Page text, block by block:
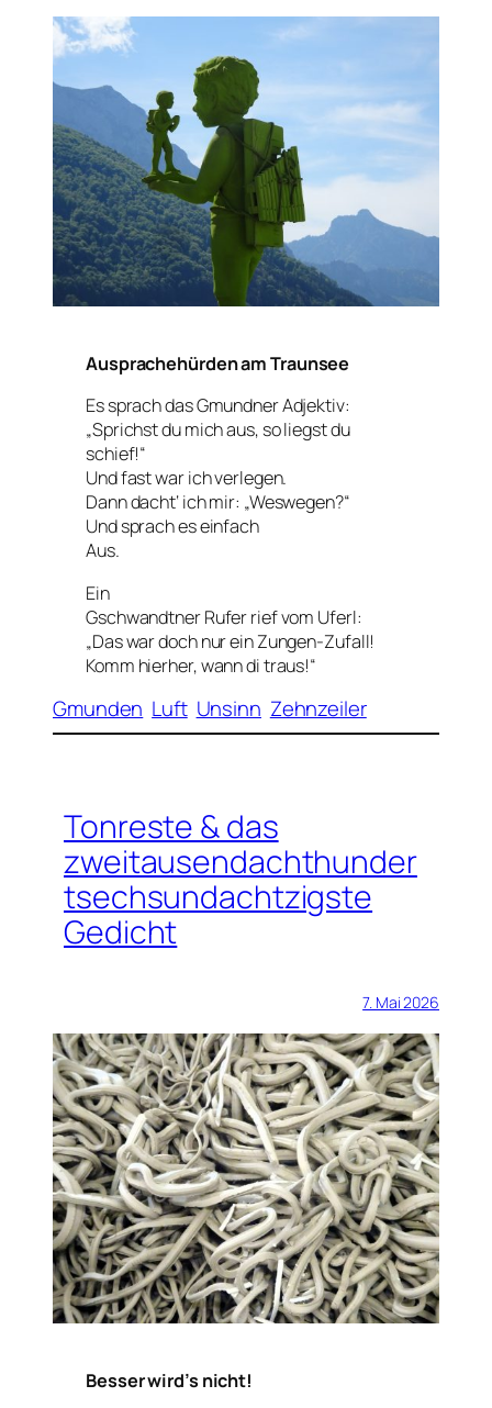
Ausprachehürden am Traunsee
Es sprach das Gmundner Adjektiv:
„Sprichst du mich aus, so liegst du
schief!“
Und fast war ich verlegen.
Dann dacht‘ ich mir: „Weswegen?“
Und sprach es einfach
Aus.
Ein
Gschwandtner Rufer rief vom Uferl:
„Das war doch nur ein Zungen-Zufall!
Komm hierher, wann di traus!“
Gmunden Luft Unsinn Zehnzeiler
Tonreste & das
zweitausendachthunder
tsechsundachtzigste
Gedicht
7. Mai 2026
Besser wird’s nicht!